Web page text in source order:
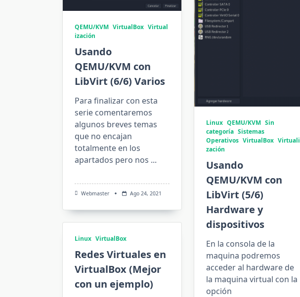
QEMU/KVM VirtualBox Virtual
ización
Usando
QEMU/KVM con
LibVirt (6/6) Varios
Para finalizar con esta
serie comentaremos
algunos breves temas
que no encajan
totalmente en los
apartados pero nos ...
Webmaster Ago 24, 2021
Linux QEMU/KVM Sin
categoría Sistemas
Operativos VirtualBox Virtuali
zación
Usando
QEMU/KVM con
LibVirt (5/6)
Hardware y
dispositivos
En la consola de la
maquina podremos
acceder al hardware de
la maquina virtual con la
opción
Linux VirtualBox
Redes Virtuales en
VirtualBox (Mejor
con un ejemplo)